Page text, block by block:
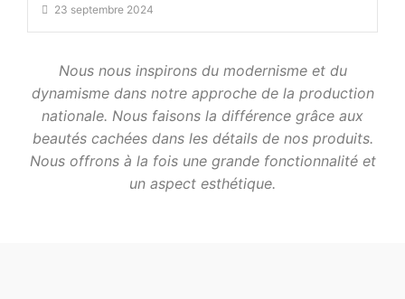
23 septembre 2024
Nous nous inspirons du modernisme et du
dynamisme dans notre approche de la production
nationale. Nous faisons la différence grâce aux
beautés cachées dans les détails de nos produits.
Nous offrons à la fois une grande fonctionnalité et
un aspect esthétique.